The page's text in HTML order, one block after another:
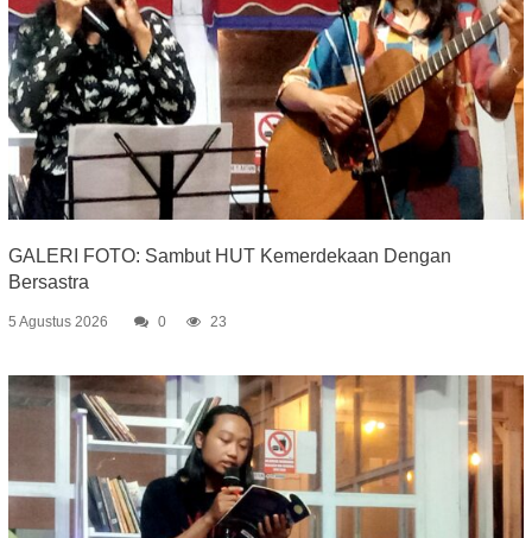
GALERI FOTO: Sambut HUT Kemerdekaan Dengan
Bersastra
5 Agustus 2026 0 23